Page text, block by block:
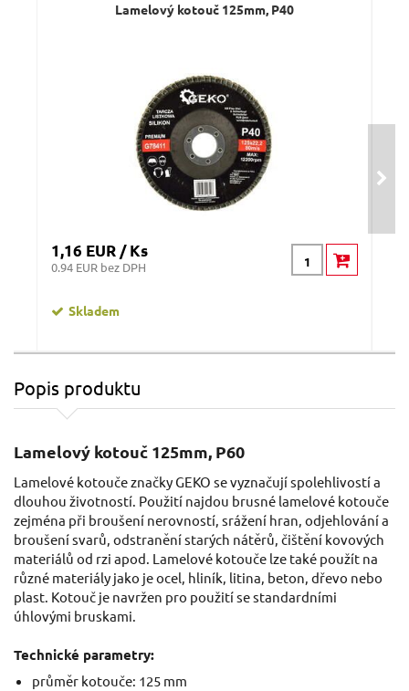
Lamelový kotouč 125mm, P40
1,16 EUR / Ks
0.94 EUR bez DPH
Skladem
Lamelový kotouč 125mm, P80
0.74 EUR bez DPH
Popis produktu
Lamelový kotouč 125mm, P60
Lamelové kotouče značky GEKO se vyznačují spolehlivostí a
dlouhou životností. Použití najdou brusné lamelové kotouče
zejména při broušení nerovností, srážení hran, odjehlování a
broušení svarů, odstranění starých nátěrů, čištění kovových
materiálů od rzi apod. Lamelové kotouče lze také použít na
různé materiály jako je ocel, hliník, litina, beton, dřevo nebo
plast. Kotouč je navržen pro použití se standardními
úhlovými bruskami.
Technické parametry:
průměr kotouče: 125 mm